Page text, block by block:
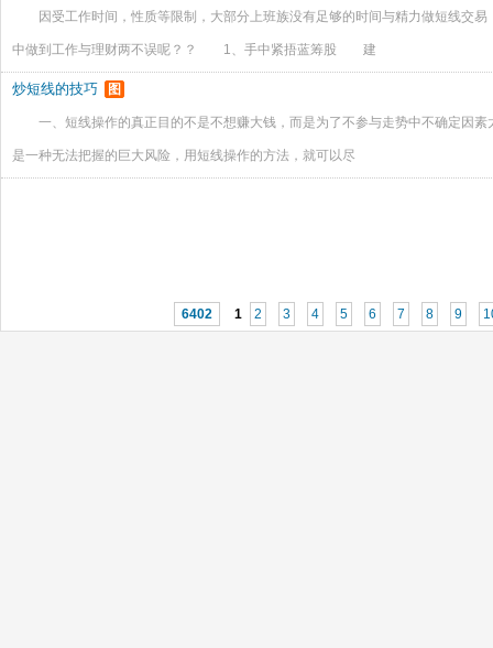
因受工作时间，性质等限制，大部分上班族没有足够的时间与精力做短线交
中做到工作与理财两不误呢？？ 1、手中紧捂蓝筹股 建
炒短线的技巧 图
一、短线操作的真正目的不是不想赚大钱，而是为了不参与走势中不确定因
是一种无法把握的巨大风险，用短线操作的方法，就可以尽
6402 1 2 3 4 5 6 7 8 9